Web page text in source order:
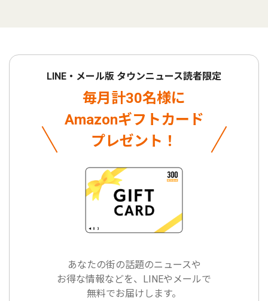
LINE・メール版 タウンニュース読者限定
毎月計30名様に
Amazonギフトカード
プレゼント！
あなたの街の話題のニュースや
お得な情報などを、LINEやメールで
無料でお届けします。